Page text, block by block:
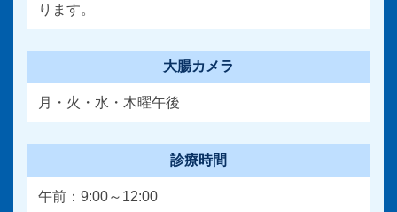
ります。
大腸カメラ
月・火・水・木曜午後
診療時間
午前：9:00～12:00